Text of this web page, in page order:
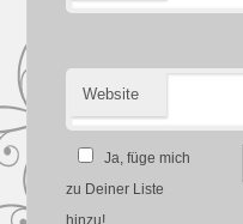
Website
Ja, füge mich
zu Deiner Liste
hinzu!